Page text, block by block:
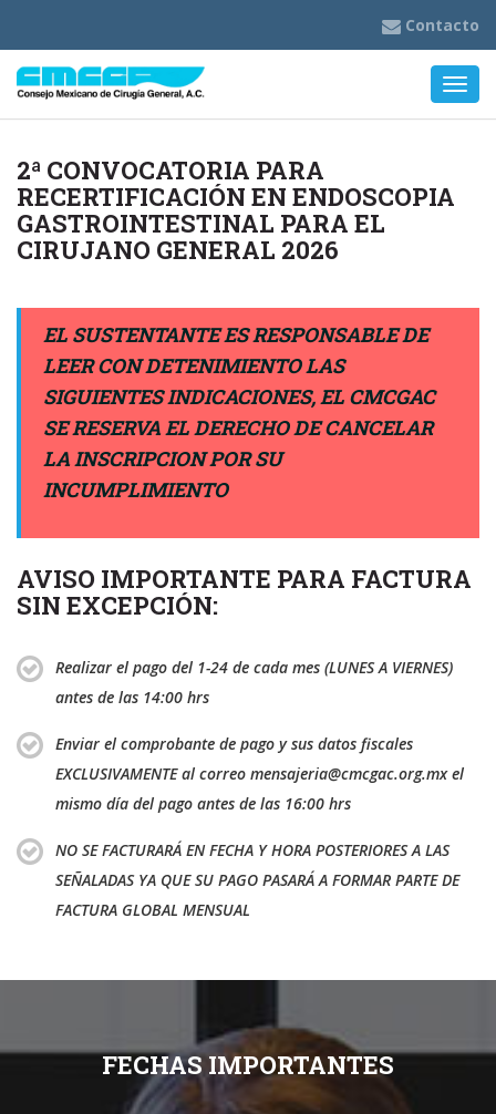
Contacto
2ª CONVOCATORIA PARA
RECERTIFICACIÓN EN ENDOSCOPIA
GASTROINTESTINAL PARA EL
CIRUJANO GENERAL 2026
EL SUSTENTANTE ES RESPONSABLE DE
LEER CON DETENIMIENTO LAS
SIGUIENTES INDICACIONES, EL CMCGAC
SE RESERVA EL DERECHO DE CANCELAR
LA INSCRIPCION POR SU
INCUMPLIMIENTO
AVISO IMPORTANTE PARA FACTURA
SIN EXCEPCIÓN:
Realizar el pago del 1-24 de cada mes (LUNES A VIERNES)
antes de las 14:00 hrs
Enviar el comprobante de pago y sus datos fiscales
EXCLUSIVAMENTE al correo mensajeria@cmcgac.org.mx el
mismo día del pago antes de las 16:00 hrs
NO SE FACTURARÁ EN FECHA Y HORA POSTERIORES A LAS
SEÑALADAS YA QUE SU PAGO PASARÁ A FORMAR PARTE DE
FACTURA GLOBAL MENSUAL
FECHAS IMPORTANTES